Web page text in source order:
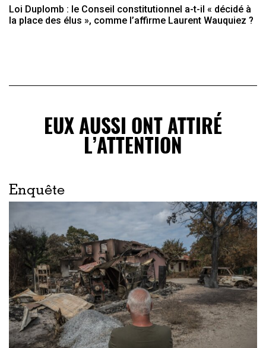
Loi Duplomb : le Conseil constitutionnel a-t-il « décidé à
la place des élus », comme l’affirme Laurent Wauquiez ?
EUX AUSSI ONT ATTIRÉ
L’ATTENTION
Enquête